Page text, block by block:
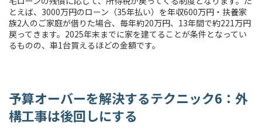
とえば、3000万円のローン（35年払い）を年収600万円・扶養家
族2人のご家庭が借りた場合、毎年約20万円、13年間で約221万円
戻ってきます。2025年末までに家を建てることが条件となってい
るものの、車1台買えるほどの金額です。
予算オーバーを解決するテクニック6：外
構工事は後回しにする